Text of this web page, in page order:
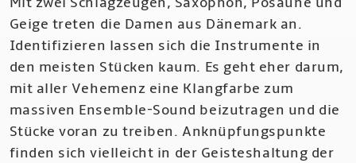
Geige treten die Damen aus Dänemark an.
Identifizieren lassen sich die Instrumente in
den meisten Stücken kaum. Es geht eher darum,
mit aller Vehemenz eine Klangfarbe zum
massiven Ensemble-Sound beizutragen und die
Stücke voran zu treiben. Anknüpfungspunkte
finden sich vielleicht in der Geisteshaltung der